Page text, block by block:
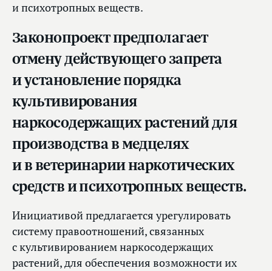
и психотропных веществ.
Законопроект предполагает
отмену действующего запрета
и установление порядка
культивирования
наркосодержащих растений для
производства в медцелях
и в ветеринарии наркотических
средств и психотропных веществ.
Инициативой предлагается урегулировать
систему правоотношений, связанных
с культивированием наркосодержащих
растений, для обеспечения возможности их